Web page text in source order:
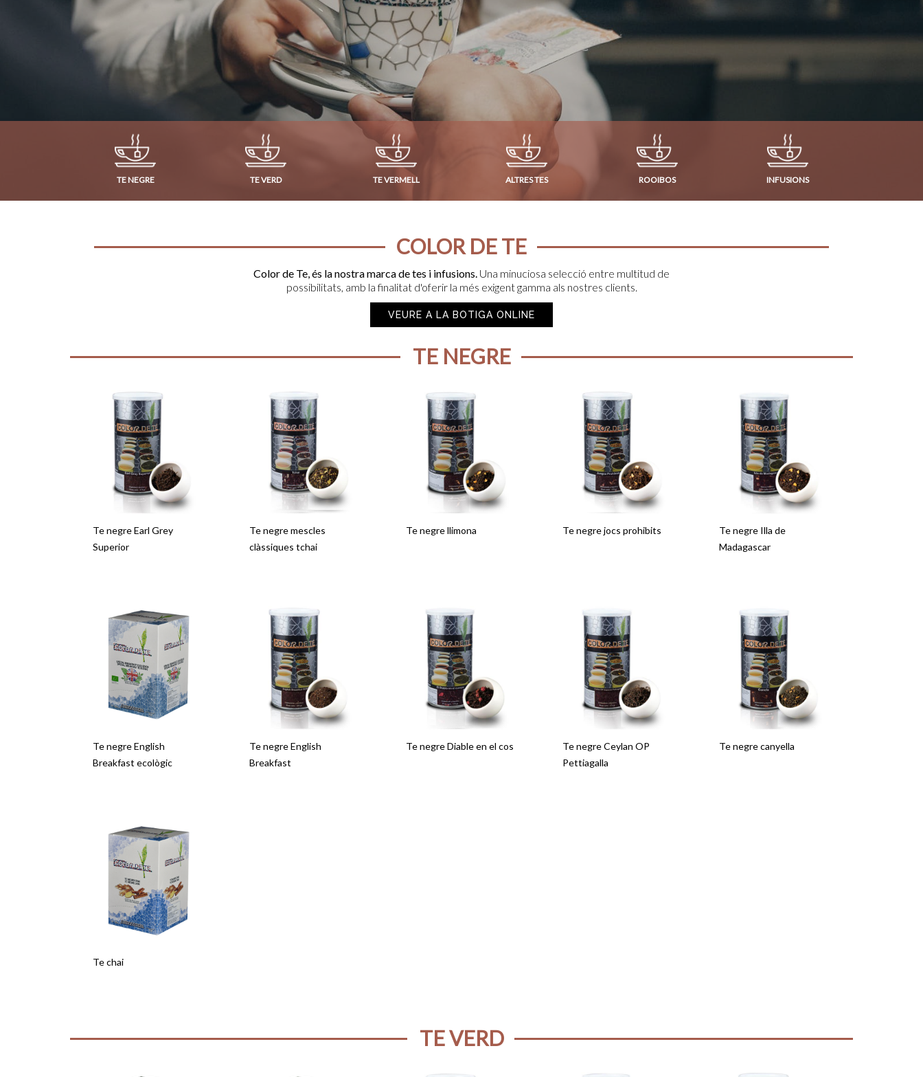
TE NEGRE TE VERD TE VERMELL ALTRES TES ROOIBOS INFUSIONS
COLOR DE TE
Color de Te, és la nostra marca de tes i infusions. Una minuciosa selecció entre multitud de
possibilitats, amb la finalitat d'oferir la més exigent gamma als nostres clients.
VEURE A LA BOTIGA ONLINE
TE NEGRE
Te negre Earl Grey
Superior
Te negre mescles
clàssiques tchai
Te negre llimona Te negre jocs prohibits
Te negre Illa de
Madagascar
Te negre English
Breakfast ecològic
Te negre English
Breakfast
Te negre Diable en el cos
Te negre Ceylan OP
Pettiagalla
Te negre canyella
Te chai
TE VERD